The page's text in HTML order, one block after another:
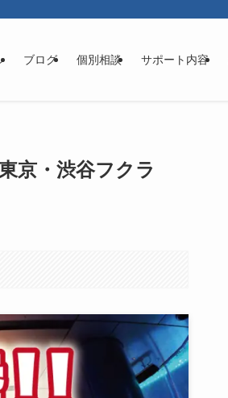
ブログ 個別相談 サポート内容
京・渋谷フクラ